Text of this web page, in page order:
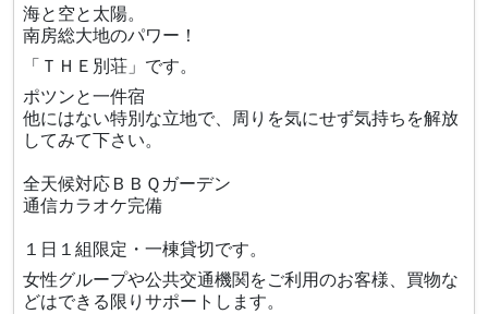
海と空と太陽。
南房総大地のパワー！
「ＴＨＥ別荘」​です。
ポツンと一件宿
他にはない特別な立地で、周りを気にせず気持ちを解放
してみて下さい。
全天候対応ＢＢＱガーデン
通信カラオケ完備
１日１組限定・一棟貸切です。
女性グループや公共交通機関をご利用のお客様、買物な
どはできる限りサポートします。